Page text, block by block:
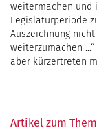
weitermachen und
Legislaturperiode
Auszeichnung
weiterzumachen
aber kürzertreten
Artikel zum